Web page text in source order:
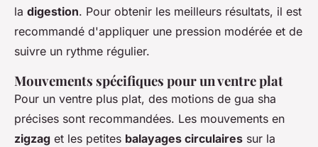
la digestion. Pour obtenir les meilleurs résultats, il est
recommandé d'appliquer une pression modérée et de
suivre un rythme régulier.
Mouvements spécifiques pour un ventre plat
Pour un ventre plus plat, des motions de gua sha
précises sont recommandées. Les mouvements en
zigzag et les petites balayages circulaires sur la